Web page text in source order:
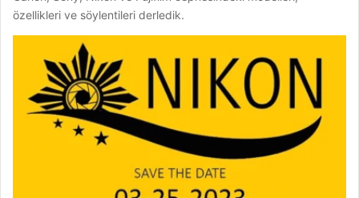
özellikleri ve söylentileri derledik.